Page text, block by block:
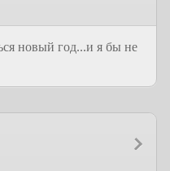
новый год...и я бы не